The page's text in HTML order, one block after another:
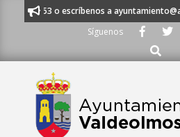
21 53 o escríbenos a
Síguenos
Buscar